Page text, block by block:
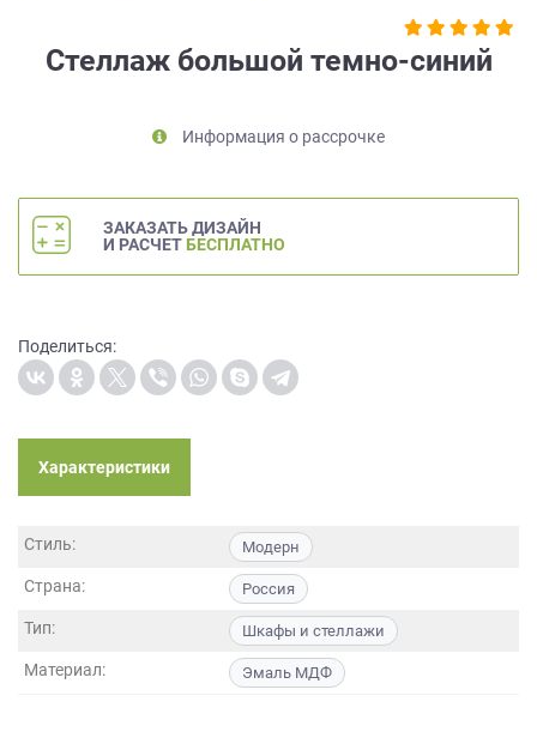
Стеллаж большой темно-синий
Информация о рассрочке
ЗАКАЗАТЬ ДИЗАЙН
И РАСЧЕТ БЕСПЛАТНО
Поделиться:
Характеристики
Стиль: Модерн
Страна: Россия
Тип: Шкафы и стеллажи
Материал: Эмаль МДФ
персональных
обработку
персональных
порядке
условиях
Политики
обработки
данных.